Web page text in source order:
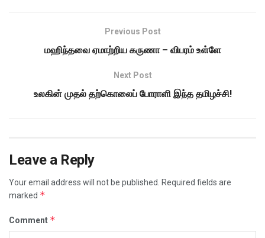
Previous Post
மஹிந்தவை ஏமாற்றிய கருணா – விபரம் உள்ளே
Next Post
உலகின் முதல் தற்கொலைப் போராளி இந்த தமிழச்சி!
Leave a Reply
Your email address will not be published.
Required fields are
marked *
Comment *